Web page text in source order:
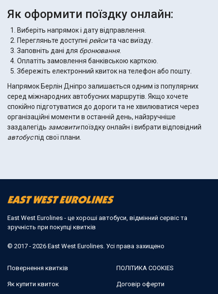
Як оформити поїздку онлайн:
Виберіть напрямок і дату відправлення.
Перегляньте доступні рейсита час виїзду.
Заповніть дані для бронювання.
Оплатіть замовлення банківською карткою.
Збережіть електронний квиток на телефон або пошту.
Напрямок Берлін Дніпро залишається одним із популярних
серед міжнародних автобусних маршрутів. Якщо хочете
спокійно підготуватися до дороги та не хвилюватися через
організаційні моменти в останній день, найзручніше
заздалегідь замовитипоїздку онлайн і вибрати відповідний
автобуспід свої плани.
East West Eurolines - це хороші автобуси, відмінний сервіс та
зручність при покупці квитків
© 2017 - 2026 East West Eurolines. Усі права захищено
Повернення квитків
Як купити квиток
ПОЛІТИКА COOKIES
Договір оферти